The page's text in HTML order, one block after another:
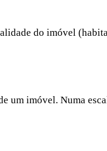
do imóvel
um imóvel. Numa